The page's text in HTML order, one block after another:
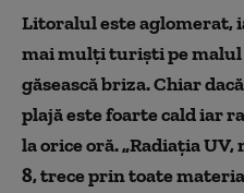
Litoralul este aglomerat,
mai mulți turiști pe malul
găsească briza. Chiar
plajă este foarte cald iar
la orice oră. „Radiația
8, trece prin toate